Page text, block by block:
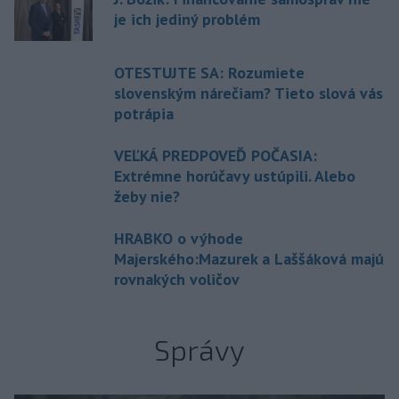
je ich jediný problém
OTESTUJTE SA: Rozumiete
slovenským nárečiam? Tieto slová vás
potrápia
VEĽKÁ PREDPOVEĎ POČASIA:
Extrémne horúčavy ustúpili. Alebo
žeby nie?
HRABKO o výhode
Majerského:Mazurek a Laššáková majú
rovnakých voličov
Správy